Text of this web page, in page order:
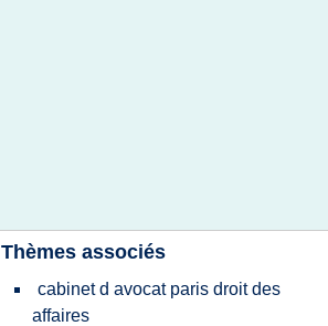
Thèmes associés
cabinet d avocat paris droit des
affaires